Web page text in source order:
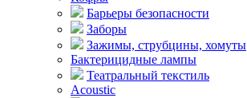
Барьеры безопасности
Заборы
Зажимы, струбцины, хомуты
Бактерицидные лампы
Театральный текстиль
Acoustic